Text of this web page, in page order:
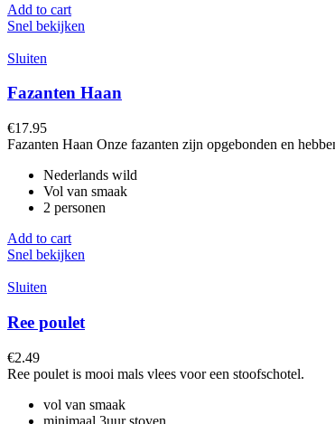
Add to cart
Snel bekijken
Sluiten
Fazanten Haan
€17.95
Fazanten Haan Onze fazanten zijn opgebonden en
Nederlands wild
Vol van smaak
2 personen
Add to cart
Snel bekijken
Sluiten
Ree poulet
€2.49
Ree poulet is mooi mals vlees voor een stoofschotel.
vol van smaak
minimaal 3uur stoven